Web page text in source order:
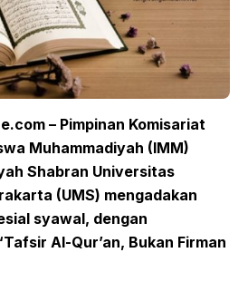
– Pimpinan Komisariat
Muhammadiyah (IMM)
Shabran Universitas
(UMS) mengadakan
syawal, dengan
Al-Qur’an, Bukan Firman